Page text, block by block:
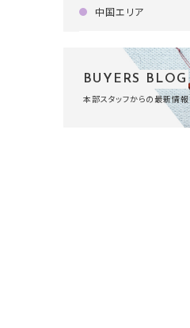
中国エリア
BUYERS BLOG
本部スタッフからの最新情報